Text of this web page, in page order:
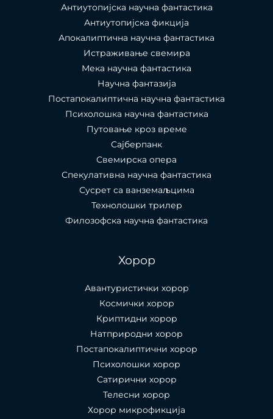
Антиутопијска научна фантастика
Антиутопијска фикција
Апокалиптична научна фантастика
Истраживање свемира
Мека научна фантастика
Научна фантазија
Постапокалиптична научна фантастика
Психолошка научна фантастика
Путовање кроз време
Сајберпанк
Свемирска опера
Спекулативна научна фантастика
Сусрет са ванземаљцима
Технолошки трилер
Филозофска научна фантастика
Хорор
Авантуристички хорор
Космички хорор
Криптидни хорор
Натприродни хорор
Постапокалиптични хорор
Психолошки хорор
Сатирични хорор
Телесни хорор
Хорор микрофикција